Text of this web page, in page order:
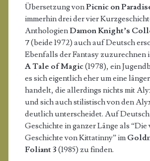
Übersetzung vonPicnic on
immerhin drei der vier
AnthologienDamon Knight’s
7(beide 1972) auch auf Deutsch
Ebenfalls der Fantasy zuzurechnen
A Tale of Magic(1978), ein
es sich eigentlich eher um eine
handelt, die allerdings nichts mit
und sich auch stilistisch von den
deutlich unterscheidet. Auf Deutsch
Geschichte in ganzer Länge als
Geschichte von Kittatinny” im
Foliant 3 (1985) zu finden.